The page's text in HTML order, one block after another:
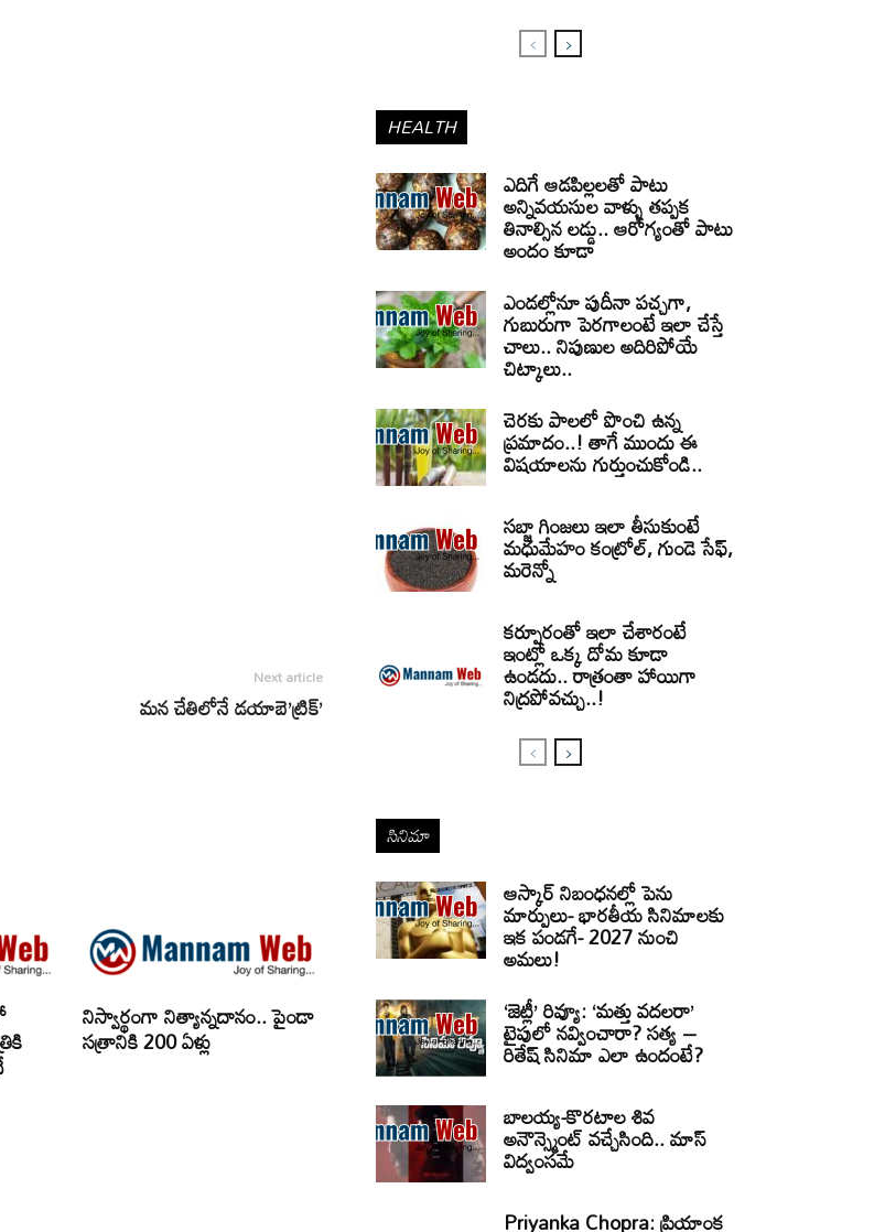
Next article
మన చేతిలోనే డయాబె’ట్రిక్‌’
నిస్వార్థంగా నిత్యాన్నదానం.. పైండా
సత్రానికి 200 ఏళ్లు
HEALTH
ఎదిగే ఆడపిల్లలతో పాటు
అన్నివయసుల వాళ్ళు తప్పక
తినాల్సిన లడ్డు.. ఆరోగ్యంతో పాటు
అందం కూడా
ఎండల్లోనూ పుదీనా పచ్చగా,
గుబురుగా పెరగాలంటే ఇలా చేస్తే
చాలు.. నిపుణుల అదిరిపోయే
చిట్కాలు..
చెరకు పాలలో పొంచి ఉన్న
ప్రమాదం..! తాగే ముందు ఈ
విషయాలను గుర్తుంచుకోండి..
సబ్జా గింజలు ఇలా తీసుకుంటే
మధుమేహం కంట్రోల్, గుండె సేఫ్,
మరెన్నో
కర్పూరంతో ఇలా చేశారంటే
ఇంట్లో ఒక్క దోమ కూడా
ఉండదు.. రాత్రంతా హాయిగా
నిద్రపోవచ్చు..!
సినిమా
ఆస్కార్ నిబంధనల్లో పెను
మార్పులు- భారతీయ సినిమాలకు
ఇక పండగే- 2027 నుంచి
అమలు!
‘జెట్లీ’ రివ్యూ: ‘మత్తు వదలరా’
టైపులో నవ్వించారా? సత్య –
రితేష్ సినిమా ఎలా ఉందంటే?
బాలయ్య-కొరటాల శివ
అనౌన్స్మెంట్ వచ్చేసింది.. మాస్
విద్వంసమే
Priyanka Chopra: ప్రియాంక